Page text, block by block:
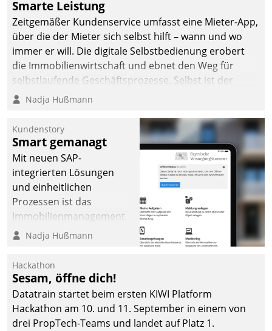
Smarte Leistung
Zeitgemäßer Kundenservice umfasst eine Mieter-App,
über die der Mieter sich selbst hilft – wann und wo
immer er will. Die digitale Selbstbedienung erobert
die Immobilienwirtschaft und ebnet den Weg für
selbstlaufende Geschäftsprozesse. Selbst ist der
Kunde und smart der Serviceanbieter.
Nadja Hußmann
Kundenstory
Smart gemanagt
Mit neuen SAP-
integrierten Lösungen
und einheitlichen
Prozessen ist das
Immobilienmanagement
der Bayerischen
Ressort Kapitalanlage für
künftige Aufgaben und
Herausforderungen
gerüstet.
Nadja Hußmann
Hackathon
Sesam, öffne dich!
Datatrain startet beim ersten KIWI Platform
Hackathon am 10. und 11. September in einem von
drei PropTech-Teams und landet auf Platz 1.